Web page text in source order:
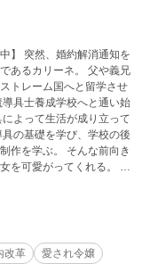
】 突然、婚約解消通知を
あるカリーネ。 父や義兄
トレーム国へと留学させ
具士養成学校へと通い始
よって生活が成り立って
の基礎を学び、学校の後
作を学ぶ。 そんな前向き
を可愛がってくれる。 だ
ラーシュという男だけは
具鑑定士として活躍する
婚約破棄したアイツのこ
改革
愛され令嬢